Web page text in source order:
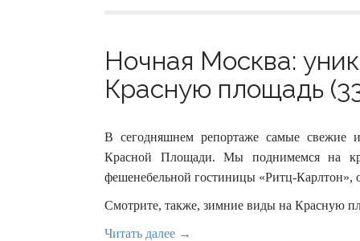
Ночная Москва:
Красную площадь
В сегодняшнем репортаже самые
Красной Площади. Мы поднимемся на
фешенебельной гостиницы «Ритц-Карлтон»,
Смотрите, также, зимние виды на Красную
Читать далее →